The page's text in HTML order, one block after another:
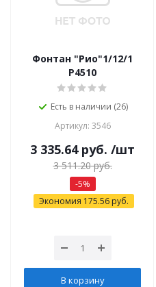
Фонтан "Рио"1/12/1
Р4510
Есть в наличии (26)
Артикул: 3546
3 335.64руб. /шт
3 511.20руб.
-5%
Экономия 175.56руб.
В корзину